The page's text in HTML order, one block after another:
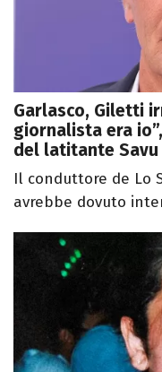
Garlasco, Giletti
giornalista era
del latitante Savu
Il conduttore de Lo
avrebbe dovuto